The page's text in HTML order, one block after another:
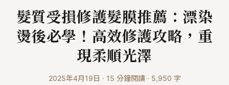
髮質受損修護髮膜推薦：漂染
燙後必學！高效修護攻略，重
現柔順光澤
2025年4月19日 · 15 分鐘閱讀· 5,950 字